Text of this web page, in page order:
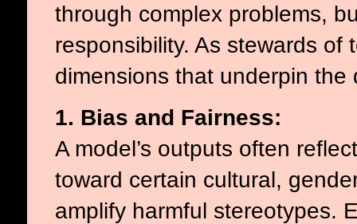
through complex problems,
responsibility. As stewards
dimensions that underpin
1. Bias and Fairness:
A model’s outputs often
toward certain cultural,
amplify harmful stereotypes.